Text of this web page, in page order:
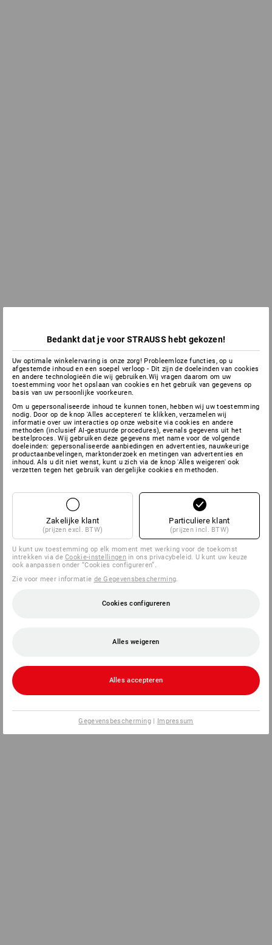
Bedankt dat je voor STRAUSS hebt gekozen!
Uw optimale winkelervaring is onze zorg! Probleemloze functies, op u
afgestemde inhoud en een soepel verloop - Dit zijn de doeleinden van cookies
en andere technologieën die wij gebruiken.Wij vragen daarom om uw
toestemming voor het opslaan van cookies en het gebruik van gegevens op
basis van uw persoonlijke voorkeuren.
Om u gepersonaliseerde inhoud te kunnen tonen, hebben wij uw toestemming
nodig. Door op de knop 'Alles accepteren' te klikken, verzamelen wij
informatie over uw interacties op onze website via cookies en andere
methoden (inclusief AI-gestuurde procedures), evenals gegevens uit het
bestelproces. Wij gebruiken deze gegevens met name voor de volgende
doeleinden: gepersonaliseerde aanbiedingen en advertenties, nauwkeurige
productaanbevelingen, marktonderzoek en metingen van advertenties en
inhoud. Als u dit niet wenst, kunt u zich via de knop 'Alles weigeren' ook
verzetten tegen het gebruik van dergelijke cookies en methoden.
Zakelijke klant
(prijzen excl. BTW)
Particuliere klant
(prijzen incl. BTW)
U kunt uw toestemming op elk moment met werking voor de toekomst
intrekken via deCookie-instellingenin ons privacybeleid. U kunt uw keuze
ook aanpassen onder “Cookies configureren”.
Zie voor meer informatie de Gegevensbescherming.
Cookies configureren
Alles weigeren
Alles accepteren
Gegevensbescherming | Impressum